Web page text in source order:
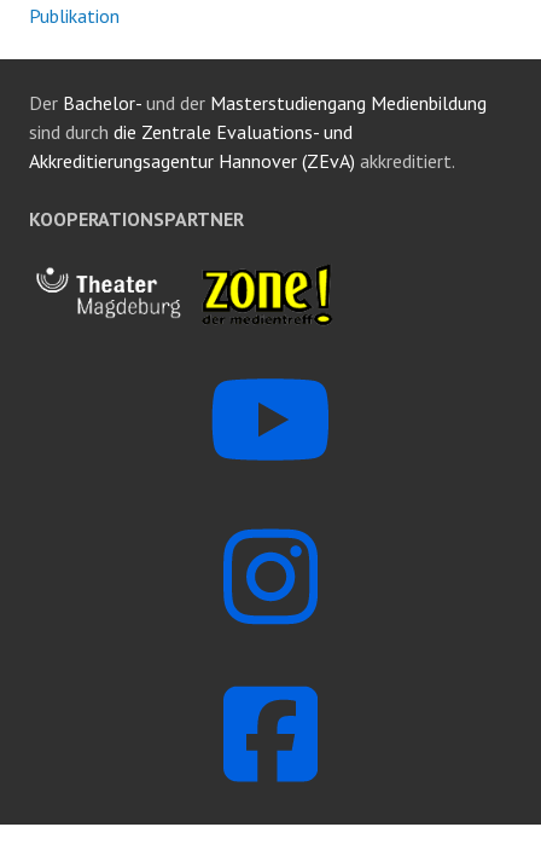
Publikation
Der Bachelor- und der Masterstudiengang Medienbildung
sind durch die Zentrale Evaluations- und
Akkreditierungsagentur Hannover (ZEvA) akkreditiert.
KOOPERATIONSPARTNER